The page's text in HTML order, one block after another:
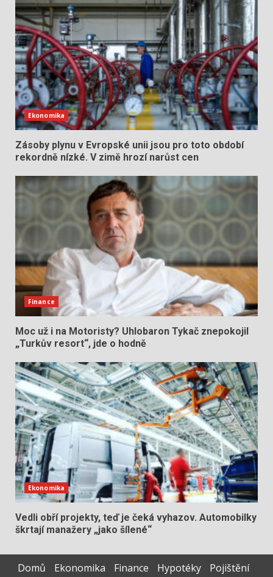
Ekonomika
Zásoby plynu v Evropské unii jsou pro toto období
rekordně nízké. V zimě hrozí narůst cen
Finance
Moc už i na Motoristy? Uhlobaron Tykač znepokojil
„Turkův resort“, jde o hodně
Ekonomika
Vedli obří projekty, teď je čeká vyhazov. Automobilky
škrtají manažery „jako šílené“
Domů Ekonomika Finance Hypotéky
Pojištění